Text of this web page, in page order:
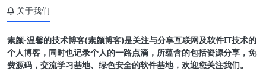
关于我们
素颜-温馨的技术博客(素颜博客)是关注与分享互联网及软件IT技术的
个人博客，同时也记录个人的一路点滴，所蕴含的包括资源分享，免
费源码，交流学习基地、绿色安全的软件基地，欢迎您关注我们。